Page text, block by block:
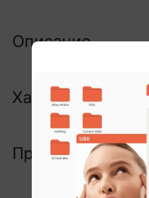
Описание
Характеристики
Применение